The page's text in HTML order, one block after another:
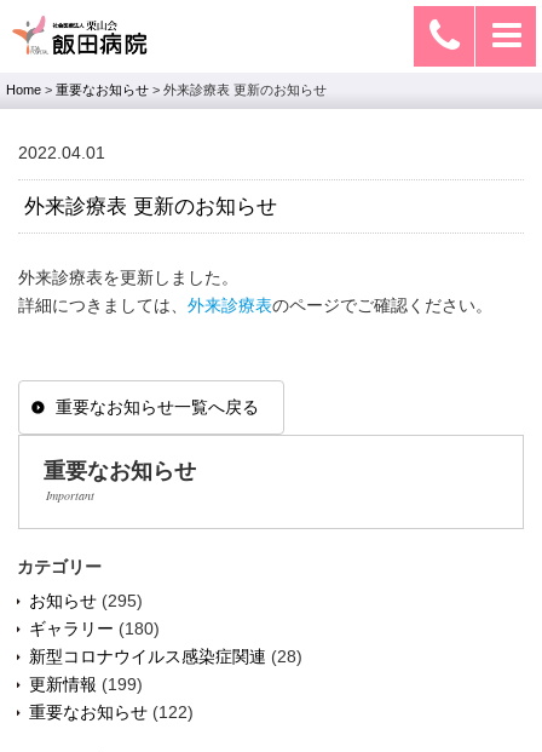
Home > 重要なお知らせ > 外来診療表 更新のお知らせ
2022.04.01
外来診療表 更新のお知らせ
外来診療表を更新しました。
詳細につきましては、 外来診療表のページでご確認ください。
重要なお知らせ一覧へ戻る
重要なお知らせ
Important
カテゴリー
お知らせ (295)
ギャラリー (180)
新型コロナウイルス感染症関連 (28)
更新情報 (199)
重要なお知らせ (122)